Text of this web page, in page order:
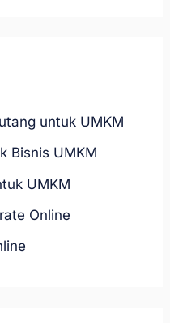
untuk UMKM
Bisnis UMKM
UMKM
Online